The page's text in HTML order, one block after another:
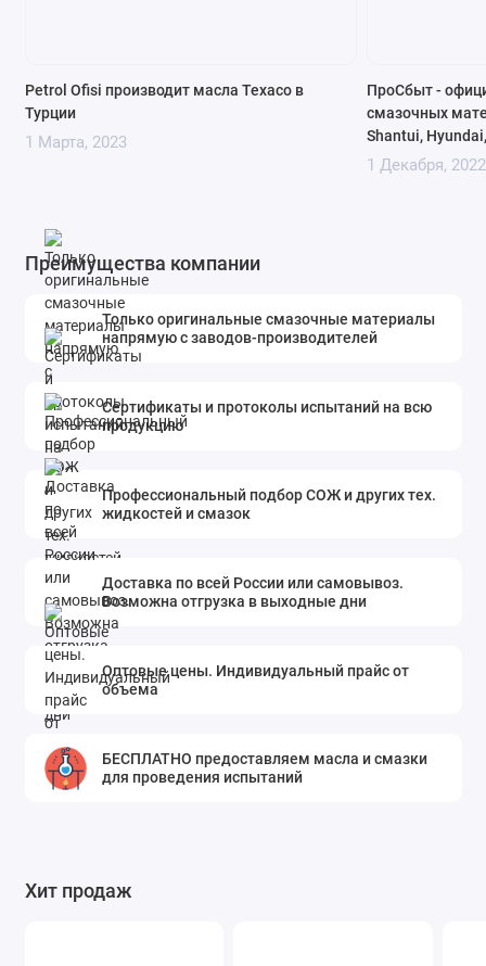
Petrol Ofisi производит масла Texaco в
Турции
1 Марта, 2023
ПроСбыт -
смазочных
Shantui,
1 Декабря, 2022
Преимущества компании
Только оригинальные смазочные материалы
напрямую с заводов-производителей
Сертификаты и протоколы испытаний на всю
продукцию
Профессиональный подбор СОЖ и других тех.
жидкостей и смазок
Доставка по всей России или самовывоз.
Возможна отгрузка в выходные дни
Оптовые цены. Индивидуальный прайс от
объема
БЕСПЛАТНО предоставляем масла и смазки
для проведения испытаний
Хит продаж